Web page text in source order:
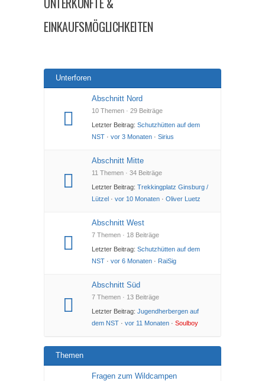
EINKAUFSMÖGLICHKEITEN
Unterforen
Abschnitt Nord
10 Themen · 29 Beiträge
Letzter Beitrag: Schutzhütten auf dem
NST · vor 3 Monaten · Sirius
Abschnitt Mitte
11 Themen · 34 Beiträge
Letzter Beitrag: Trekkingplatz Ginsburg /
Lützel · vor 10 Monaten · Oliver Luetz
Abschnitt West
7 Themen · 18 Beiträge
Letzter Beitrag: Schutzhütten auf dem
NST · vor 6 Monaten · RaiSig
Abschnitt Süd
7 Themen · 13 Beiträge
Letzter Beitrag: Jugendherbergen auf
dem NST · vor 11 Monaten · Soulboy
Themen
Fragen zum Wildcampen